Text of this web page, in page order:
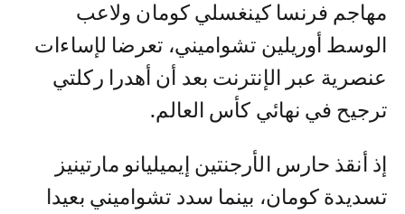
مهاجم فرنسا كينغسلي كومان ولاعب
الوسط أوريلين تشواميني، تعرضا لإساءات
عنصرية عبر الإنترنت بعد أن أهدرا ركلتي
ترجيح في نهائي كأس العالم.
إذ أنقذ حارس الأرجنتين إيميليانو مارتينيز
تسديدة كومان، بينما سدد تشواميني بعيدا